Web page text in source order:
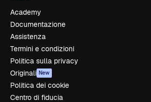
Academy
Documentazione
Assistenza
Termini e condizioni
Politica sulla privacy
Originali New
Politica dei cookie
Centro di fiducia